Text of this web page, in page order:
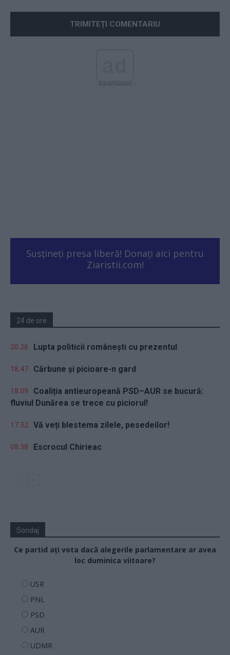
- Advertisment -
Susțineți presa liberă! Donați aici pentru
Ziaristii.com!
24 de ore
20.26 Lupta politicii românești cu prezentul
18.47 Cărbune și picioare-n gard
18.09
Coaliția antieuropeană PSD–AUR se bucură:
fluviul Dunărea se trece cu piciorul!
17.32 Vă veți blestema zilele, pesedeilor!
08.38 Escrocul Chirieac
Sondaj
Ce partid ați vota dacă alegerile parlamentare ar avea
loc duminica viitoare?
USR
PNL
PSD
AUR
UDMR